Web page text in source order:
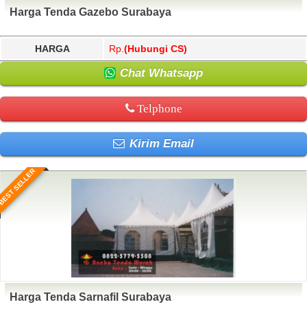
Harga Tenda Gazebo Surabaya
HARGA Rp. (Hubungi CS)
Chat Whatsapp
Telphone
Kirim Email
SELLER
Harga Tenda Sarnafil Surabaya